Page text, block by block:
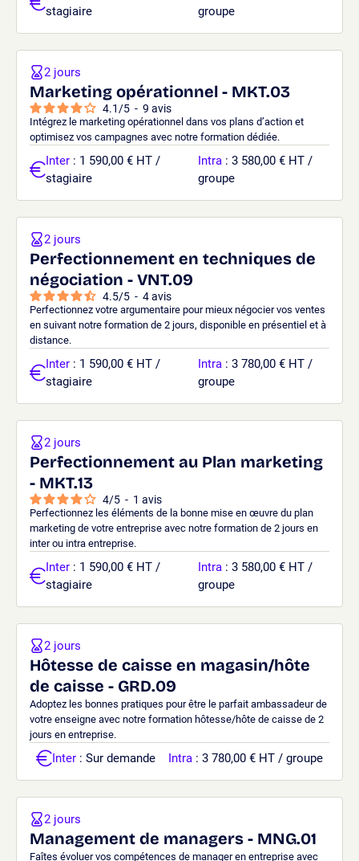
stagiaire
groupe
Marketing opérationnel - MKT.03
4.1 /5 - 9 avis
Intégrez le marketing opérationnel dans vos plans d’action et
optimisez vos campagnes avec notre formation dédiée.
2 jours
Inter : 1 590,00 € HT /
stagiaire
Intra : 3 580,00 € HT /
groupe
Perfectionnement en techniques de
négociation - VNT.09
4.5/5 - 4avis
Perfectionnez votre argumentaire pour mieux négocier vos ventes
en suivant notre formation de 2 jours, disponible en présentiel et à
distance.
2 jours
Inter : 1 590,00 € HT /
stagiaire
Intra : 3 780,00 € HT /
groupe
Perfectionnement au Plan marketing
- MKT.13
4/5 - 1 avis
Perfectionnez les éléments de la bonne mise en œuvre du plan
marketing de votre entreprise avec notre formation de 2 jours en
inter ou intra entreprise.
2 jours
Inter : 1 590,00 € HT /
stagiaire
Intra : 3 580,00 € HT /
groupe
Hôtesse de caisse en magasin/hôte
de caisse - GRD.09
Adoptez les bonnes pratiques pour être le parfait ambassadeur de
votre enseigne avec notre formation hôtesse/hôte de caisse de 2
jours en entreprise.
2 jours
Inter : Sur demande Intra : 3 780,00 € HT / groupe
Management de managers - MNG.01
Faîtes évoluer vos compétences de manager en entreprise avec
2 jours